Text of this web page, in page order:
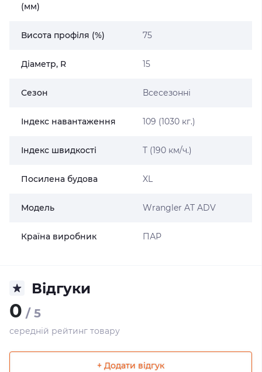
(мм)
Висота профіля (%) 75
Діаметр, R 15
Сезон Всесезонні
Індекс навантаження 109 (1030 кг.)
Індекс швидкості T (190 км/ч.)
Посилена будова XL
Модель Wrangler AT ADV
Країна виробник ПАР
Відгуки
0 / 5
середній рейтинг товару
+ Додати відгук